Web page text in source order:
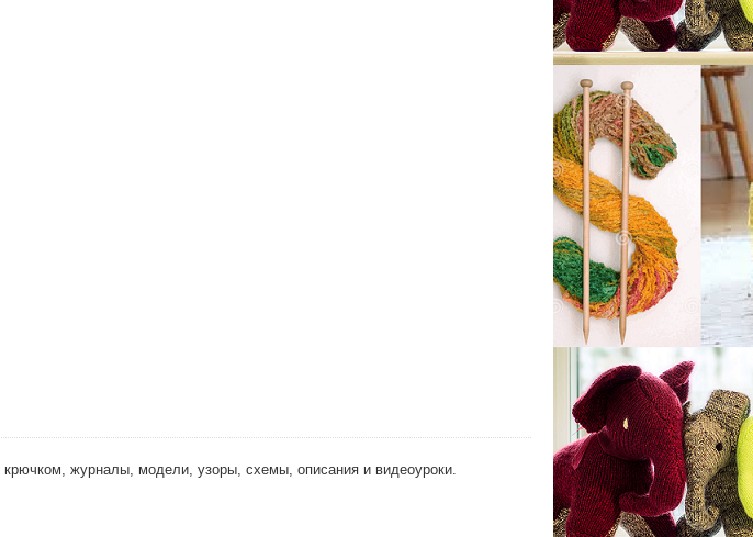
журналы, модели, узоры, схемы, описания и видеоуроки.